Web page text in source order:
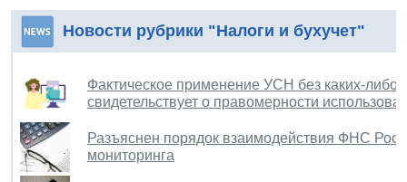
Новости рубрики "Налоги и бухучет"
Фактическое применение УСН без каких-либо
свидетельствует о правомерности
Разъяснен порядок взаимодействия ФНС
мониторинга